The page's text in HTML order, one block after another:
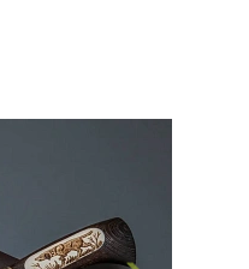
34.6
2.5